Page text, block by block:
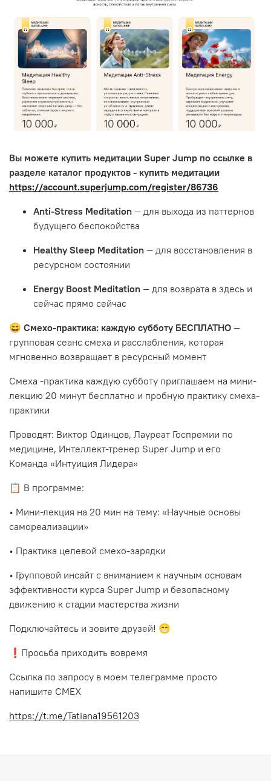
Вы можете купить медитации Super Jump по ссылке в
разделе каталог продуктов - купить медитации
https://account.superjump.com/register/86736
Anti-Stress Meditation — для выхода из паттернов
будущего беспокойства
Healthy Sleep Meditation — для восстановления в
ресурсном состоянии
Energy Boost Meditation — для возврата в здесь и
сейчас прямо сейчас
😄 Смехо-практика: каждую субботу БЕСПЛАТНО —
групповая сеанс смеха и расслабления, которая
мгновенно возвращает в ресурсный момент
Смеха -практика каждую субботу приглашаем на мини-
лекцию 20 минут бесплатно и пробную практику смеха-
практики
Проводят: Виктор Одинцов, Лауреат Госпремии по
медицине, Интеллект-тренер Super Jump и его
Команда «Интуиция Лидера»
📋 В программе:
• Мини-лекция на 20 мин на тему: «Научные основы
самореализации»
• Практика целевой смехо-зарядки
• Групповой инсайт с вниманием к научным основам
эффективности курса Super Jump и безопасному
движению к стадии мастерства жизни
Подключайтесь и зовите друзей! 😁
❗️Просьба приходить вовремя
Ссылка по запросу в моем телеграмме просто
напишите СМЕХ
https://t.me/Tatiana19561203